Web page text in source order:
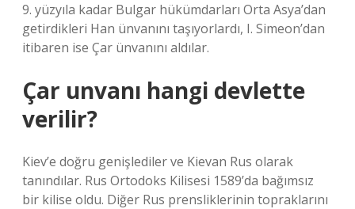
9. yüzyıla kadar Bulgar hükümdarları Orta Asya’dan
getirdikleri Han ünvanını taşıyorlardı, I. Simeon’dan
itibaren ise Çar ünvanını aldılar.
Çar unvanı hangi devlette
verilir?
Kiev’e doğru genişlediler ve Kievan Rus olarak
tanındılar. Rus Ortodoks Kilisesi 1589’da bağımsız
bir kilise oldu. Diğer Rus prensliklerinin topraklarını